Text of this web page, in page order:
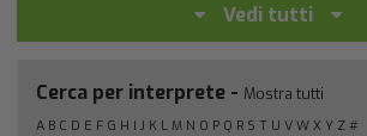
Vedi tutti
Cerca per interprete - Mostra tutti
A B C D E F G H I J K L M N O P Q R S T U V W X Y Z #